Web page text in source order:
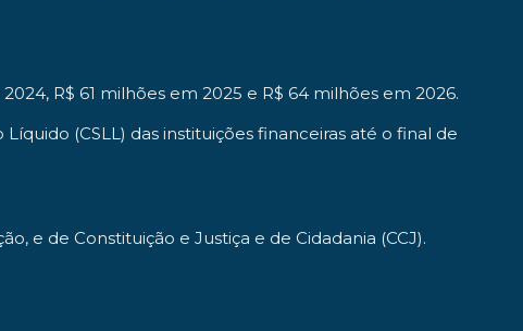
R$ 61 milhões em 2025 e R$ 64 milhões em 2026.
(CSLL) das instituições financeiras até o final de
e de Constituição e Justiça e de Cidadania (CCJ).